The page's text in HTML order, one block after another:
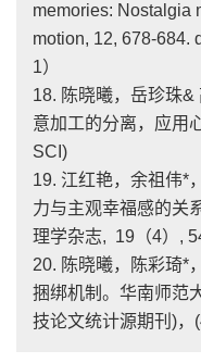
memories: Nostalgia
motion, 12, 678-684.
1）
18. 陈晓曦，岳珍珠&
意加工的分离，应用
SCI)
19. 江红艳，余祖伟*
力与主观幸福感的关
理学杂志, 19（4）,
20. 陈晓曦，陈彩琦*
捆绑机制。华南师范
技论文统计源期刊)